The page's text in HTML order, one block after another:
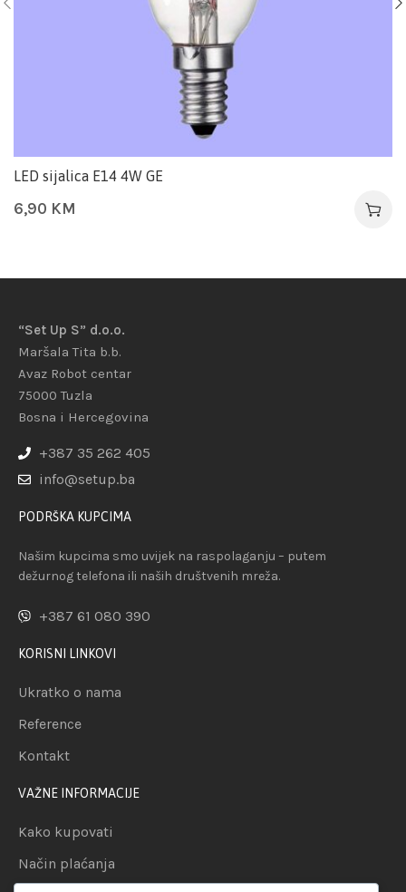
LED sijalica E14 4W GE
6,90 KM
“Set Up S” d.o.o.
Maršala Tita b.b.
Avaz Robot centar
75000 Tuzla
Bosna i Hercegovina
+387 35 262 405
info@setup.ba
PODRŠKA KUPCIMA
Našim kupcima smo uvijek na raspolaganju – putem
dežurnog telefona ili naših društvenih mreža.
+387 61 080 390
KORISNI LINKOVI
Ukratko o nama
Reference
Kontakt
VAŽNE INFORMACIJE
Kako kupovati
Način plaćanja